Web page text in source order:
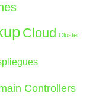
Cloud Cluster
Controllers